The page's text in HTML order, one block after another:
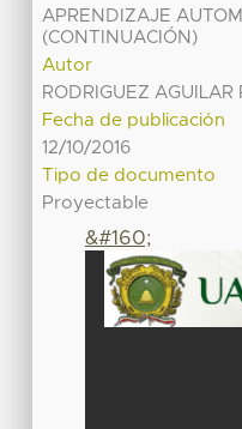
APRENDIZAJE
(CONTINUACIÓN)
Autor
RODRIGUEZ AGUILAR
Fecha de publicación
12/10/2016
Tipo de documento
Proyectable
&#160;